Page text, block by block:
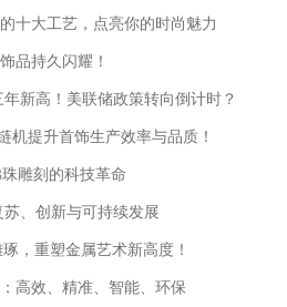
十大工艺，点亮你的时尚魅力
品持久闪耀！
新高！美联储政策转向倒计时？
机提升首饰生产效率与品质！
雕刻的科技革命
、创新与可持续发展
，重塑金属艺术新高度！
高效、精准、智能、环保